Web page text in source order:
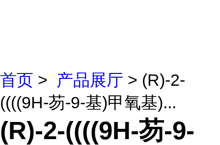
首页 > 产品展厅 > (R)-2-
((((9H-芴-9-基)甲氧基)...
(R)-2-((((9H-芴-9-